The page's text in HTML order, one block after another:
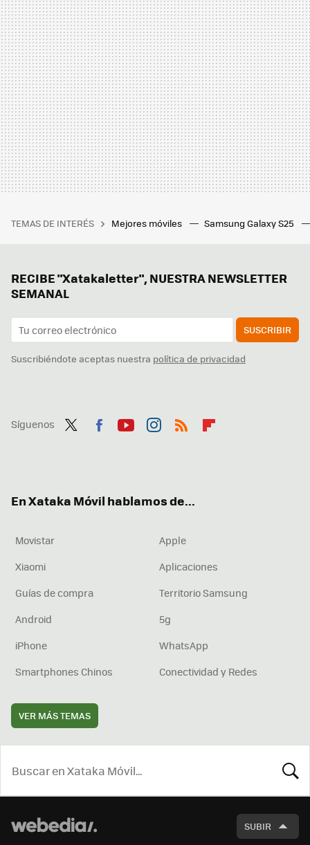
TEMAS DE INTERÉS Mejores móviles Samsung Galaxy S25
RECIBE "Xatakaletter", NUESTRA NEWSLETTER
SEMANAL
SUSCRIBIR
Suscribiéndote aceptas nuestra política de privacidad
Síguenos
En Xataka Móvil hablamos de...
Movistar
Apple
Xiaomi
Aplicaciones
Guías de compra
Territorio Samsung
Android
5g
iPhone
WhatsApp
Smartphones Chinos
Conectividad y Redes
VER MÁS TEMAS
SUBIR